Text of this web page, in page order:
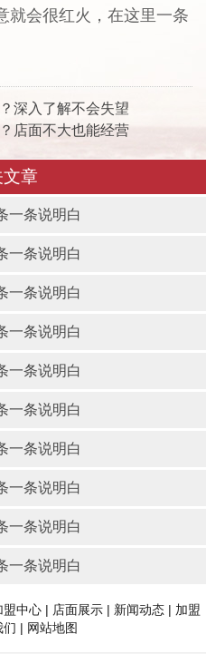
就会很红火，在这里一条
深入了解不会失望
店面不大也能经营
章
一条说明白
一条说明白
一条说明白
一条说明白
一条说明白
一条说明白
一条说明白
一条说明白
一条说明白
一条说明白
盟中心 店面展示 新闻动态
加盟
们 网站地图